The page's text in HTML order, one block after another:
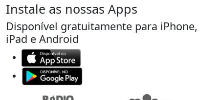
Instale as nossas Apps
Disponível gratuitamente para iPhone,
iPad e Android